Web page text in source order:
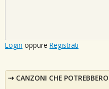
Login oppure Registrati
CANZONI CHE